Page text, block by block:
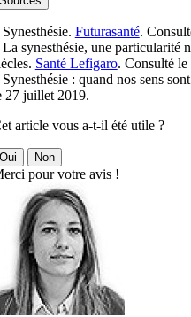
Futurasanté.
synesthésie, une particularité
Santé Lefigaro. Consulté
: quand nos sens
27 juillet 2019.
article vous a-t-il été utile ?
Non
pour votre avis !